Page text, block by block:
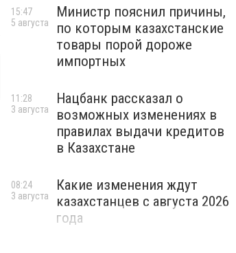
Министр пояснил причины,
по которым казахстанские
товары порой дороже
импортных
15:47
5 августа
Нацбанк рассказал о
возможных изменениях в
правилах выдачи кредитов
в Казахстане
11:28
3 августа
Какие изменения ждут
казахстанцев с августа 2026
года
08:24
3 августа